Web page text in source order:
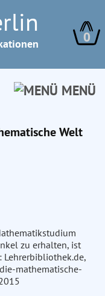
0
MENÜ
Welt
zu erhalten, ist
Lehrerbibliothek.de,
mathematische-